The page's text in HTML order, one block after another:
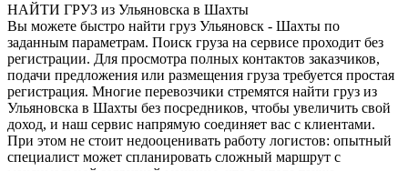
НАЙТИ ГРУЗ из Ульяновска в Шахты
Вы можете быстро найти груз Ульяновск - Шахты по
заданным параметрам. Поиск груза на сервисе проходит без
регистрации. Для просмотра полных контактов заказчиков,
подачи предложения или размещения груза требуется простая
регистрация. Многие перевозчики стремятся найти груз из
Ульяновска в Шахты без посредников, чтобы увеличить свой
доход, и наш сервис напрямую соединяет вас с клиентами.
При этом не стоит недооценивать работу логистов: опытный
специалист может спланировать сложный маршрут с